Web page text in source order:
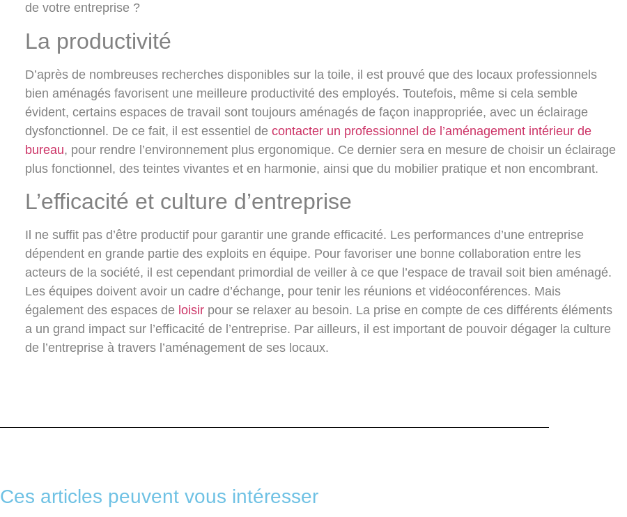
de votre entreprise ?
La productivité
D’après de nombreuses recherches disponibles sur la toile, il est prouvé que des locaux professionnels
bien aménagés favorisent une meilleure productivité des employés. Toutefois, même si cela semble
évident, certains espaces de travail sont toujours aménagés de façon inappropriée, avec un éclairage
dysfonctionnel. De ce fait, il est essentiel decontacter un professionnel de l’aménagement intérieur de
bureau, pour rendre l’environnement plus ergonomique. Ce dernier sera en mesure de choisir un éclairage
plus fonctionnel, des teintes vivantes et en harmonie, ainsi que du mobilier pratique et non encombrant.
L’efficacité et culture d’entreprise
Il ne suffit pas d’être productif pour garantir une grande efficacité. Les performances d’une entreprise
dépendent en grande partie des exploits en équipe. Pour favoriser une bonne collaboration entre les
acteurs de la société, il est cependant primordial de veiller à ce que l’espace de travail soit bien aménagé.
Les équipes doivent avoir un cadre d’échange, pour tenir les réunions et vidéoconférences. Mais
également des espaces de loisir pour se relaxer au besoin. La prise en compte de ces différents éléments
a un grand impact sur l’efficacité de l’entreprise. Par ailleurs, il est important de pouvoir dégager la culture
de l’entreprise à travers l’aménagement de ses locaux.
Ces articles peuvent vous intéresser